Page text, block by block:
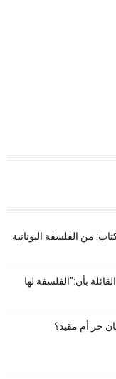
من الفلسفة اليونانية
بأن:"الفلسفة لها
حر أم مقيد؟